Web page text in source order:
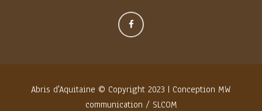
Abris d'Aquitaine © Copyright 2023 | Conception MW
communication / SLCOM